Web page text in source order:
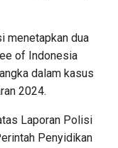
menetapkan dua
of Indonesia
dalam kasus
2024.
Laporan Polisi
Penyidikan